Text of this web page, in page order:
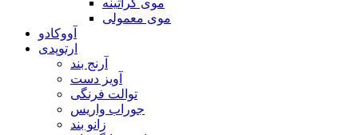
موی کراتینه
موی معمولی
آووکادو
ارتوپدی
آرنج بند
آویز دست
توالت فرنگی
جوراب واریس
زانو بند